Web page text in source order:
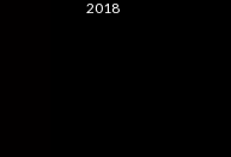
2018